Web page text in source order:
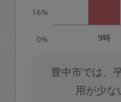
0%
16%
9時
豊中市では、
用が少な